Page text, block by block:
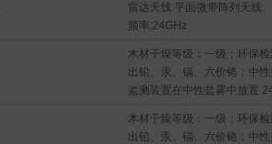
雷达天线:平面微带阵列天线
频率:24GHz
木材干燥等级：一级；环保
出铅、汞、镉、六价铬；中
监测装置在中性盐雾中放置
19级；安装角度：不受限。
木材干燥等级：一级；环保
出铅、汞、镉、六价铬；中